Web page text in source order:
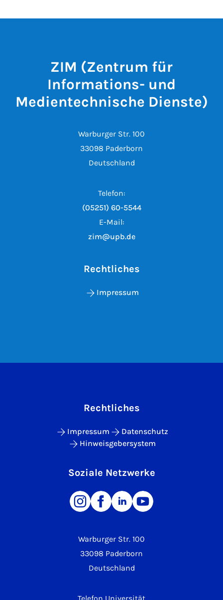
ZIM (Zentrum für
Informations- und
Medientechnische Dienste)
Warburger Str. 100
33098 Paderborn
Deutschland
Telefon:
(05251) 60-5544
E-Mail:
zim@upb.de
Rechtliches
Impressum
Warburger Str. 100
33098 Paderborn
Deutschland
Rechtliches
Impressum
Datenschutz
Hinweisgebersystem
Soziale Netzwerke